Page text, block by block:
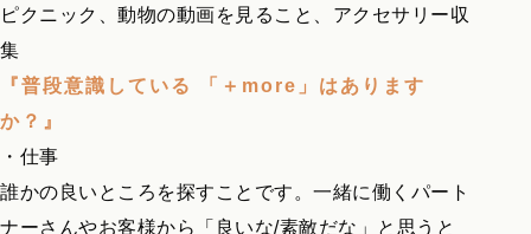
ピクニック、動物の動画を見ること、アクセサリー収
集
『普段意識している 「＋more」はあります
か？』
・仕事
誰かの良いところを探すことです。一緒に働くパート
ナーさんやお客様から「良いな/素敵だな」と思うと